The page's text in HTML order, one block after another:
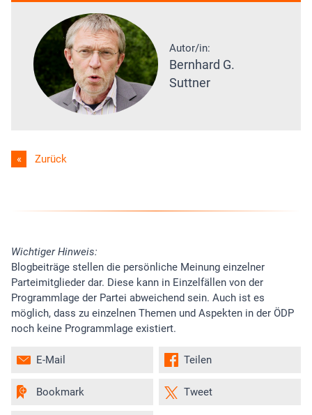
Autor/in:
Bernhard G.
Suttner
Zurück
Wichtiger Hinweis:
Blogbeiträge stellen die persönliche Meinung einzelner
Parteimitglieder dar. Diese kann in Einzelfällen von der
Programmlage der Partei abweichend sein. Auch ist es
möglich, dass zu einzelnen Themen und Aspekten in der ÖDP
noch keine Programmlage existiert.
Teilen
Tweet
E-Mail
Bookmark